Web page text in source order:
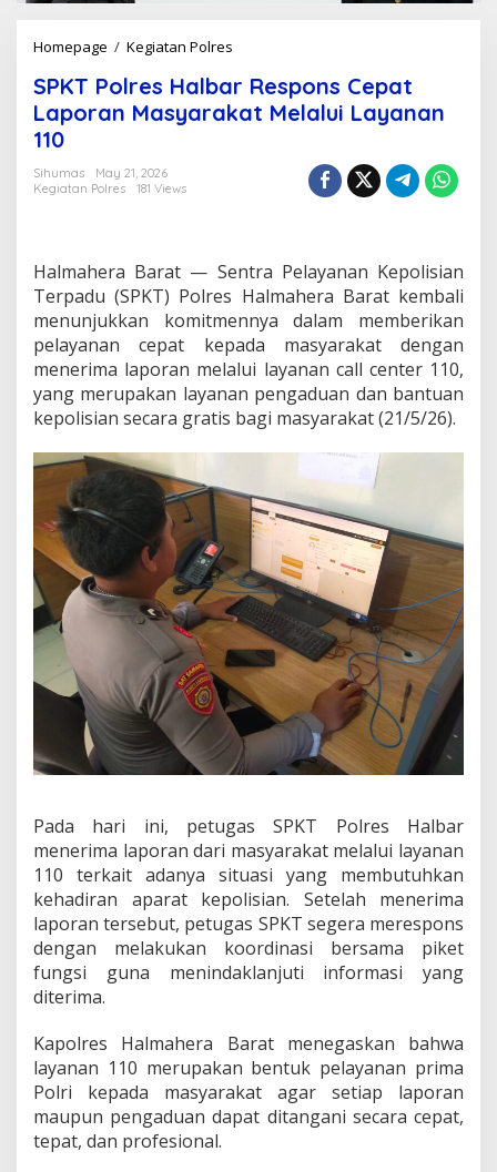
Homepage / Kegiatan Polres
K
T
P
a
a
r
R
e
s
p
s
C
e
a
t
L
a
p
o
r
a
n
M
a
a
r
a
k
a
t
M
e
l
u
i
L
a
y
SPKT Polres Halbar Respons Cepat
Laporan Masyarakat Melalui Layanan
110
Sihumas
May 21, 2026
Kegiatan Polres
181 Views
Halmahera Barat — Sentra Pelayanan Kepolisian
Terpadu (SPKT) Polres Halmahera Barat kembali
menunjukkan komitmennya dalam memberikan
pelayanan cepat kepada masyarakat dengan
menerima laporan melalui layanan call center 110,
yang merupakan layanan pengaduan dan bantuan
kepolisian secara gratis bagi masyarakat (21/5/26).
Pada hari ini, petugas SPKT Polres Halbar
menerima laporan dari masyarakat melalui layanan
110 terkait adanya situasi yang membutuhkan
kehadiran aparat kepolisian. Setelah menerima
laporan tersebut, petugas SPKT segera merespons
dengan melakukan koordinasi bersama piket
fungsi guna menindaklanjuti informasi yang
diterima.
Kapolres Halmahera Barat menegaskan bahwa
layanan 110 merupakan bentuk pelayanan prima
Polri kepada masyarakat agar setiap laporan
maupun pengaduan dapat ditangani secara cepat,
tepat, dan profesional.